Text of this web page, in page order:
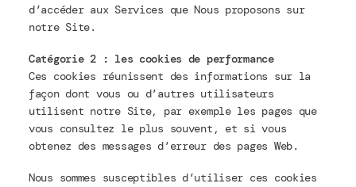
d’accéder aux Services que Nous proposons sur
notre Site.
Catégorie 2 : les cookies de performance
Ces cookies réunissent des informations sur la
façon dont vous ou d’autres utilisateurs
utilisent notre Site, par exemple les pages que
vous consultez le plus souvent, et si vous
obtenez des messages d’erreur des pages Web.
Nous sommes susceptibles d’utiliser ces cookies